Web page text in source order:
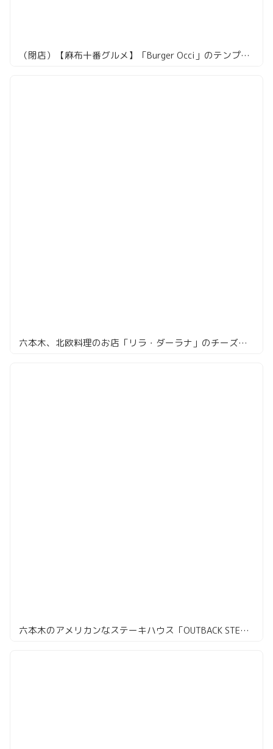
（閉店）【麻布十番グルメ】「Burger Occi」のテンプテーションバーガーがうまい！熟成肉とゴルゴンゾーラのハーモニーがたまらない
六本木、北欧料理のお店「リラ・ダーラナ」のチーズオムレツが美味い
六本木のアメリカンなステーキハウス「OUTBACK STEAKHOUSE」